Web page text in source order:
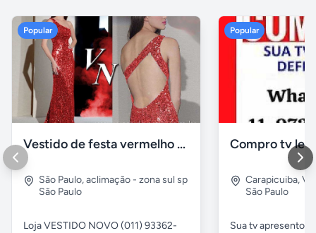
Popular
Vestido de festa vermelho com brilho e pedraria
São Paulo,aclimação - zona sul sp
São Paulo
Loja VESTIDO NOVO (011) 93362-
Popular
Compro tv
Carapicuiba,
São Paulo
Sua tv apresentou